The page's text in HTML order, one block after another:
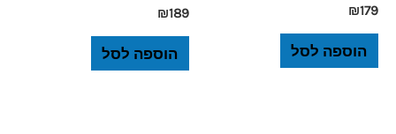
₪179
הוספה לסל
₪189
הוספה לסל